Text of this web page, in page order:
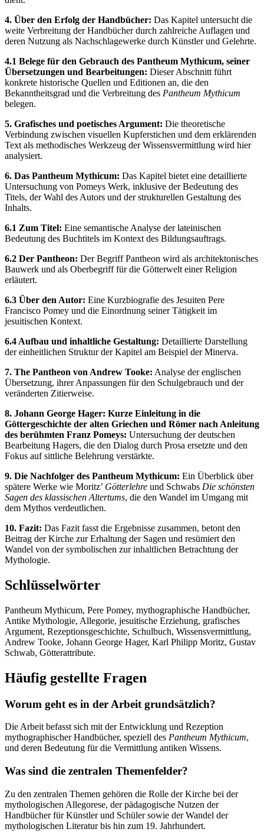
4. Über den Erfolg der Handbücher: Das Kapitel untersucht die
weite Verbreitung der Handbücher durch zahlreiche Auflagen und
deren Nutzung als Nachschlagewerke durch Künstler und Gelehrte.
4.1 Belege für den Gebrauch des Pantheum Mythicum, seiner
Übersetzungen und Bearbeitungen: Dieser Abschnitt führt
konkrete historische Quellen und Editionen an, die den
Bekanntheitsgrad und die Verbreitung des Pantheum Mythicum
belegen.
5. Grafisches und poetisches Argument: Die theoretische
Verbindung zwischen visuellen Kupferstichen und dem erklärenden
Text als methodisches Werkzeug der Wissensvermittlung wird hier
analysiert.
6. Das Pantheum Mythicum: Das Kapitel bietet eine detaillierte
Untersuchung von Pomeys Werk, inklusive der Bedeutung des
Titels, der Wahl des Autors und der strukturellen Gestaltung des
Inhalts.
6.1 Zum Titel: Eine semantische Analyse der lateinischen
Bedeutung des Buchtitels im Kontext des Bildungsauftrags.
6.2 Der Pantheon: Der Begriff Pantheon wird als architektonisches
Bauwerk und als Oberbegriff für die Götterwelt einer Religion
erläutert.
6.3 Über den Autor: Eine Kurzbiografie des Jesuiten Pere
Francisco Pomey und die Einordnung seiner Tätigkeit im
jesuitischen Kontext.
6.4 Aufbau und inhaltliche Gestaltung: Detaillierte Darstellung
der einheitlichen Struktur der Kapitel am Beispiel der Minerva.
7. The Pantheon von Andrew Tooke: Analyse der englischen
Übersetzung, ihrer Anpassungen für den Schulgebrauch und der
veränderten Zitierweise.
8. Johann George Hager: Kurze Einleitung in die
Göttergeschichte der alten Griechen und Römer nach Anleitung
des berühmten Franz Pomeys: Untersuchung der deutschen
Bearbeitung Hagers, die den Dialog durch Prosa ersetzte und den
Fokus auf sittliche Belehrung verstärkte.
9. Die Nachfolger des Pantheum Mythicum: Ein Überblick über
spätere Werke wie Moritz’ Götterlehre und Schwabs Die schönsten
Sagen des klassischen Altertums, die den Wandel im Umgang mit
dem Mythos verdeutlichen.
10. Fazit: Das Fazit fasst die Ergebnisse zusammen, betont den
Beitrag der Kirche zur Erhaltung der Sagen und resümiert den
Wandel von der symbolischen zur inhaltlichen Betrachtung der
Mythologie.
Schlüsselwörter
Pantheum Mythicum, Pere Pomey, mythographische Handbücher,
Antike Mythologie, Allegorie, jesuitische Erziehung, grafisches
Argument, Rezeptionsgeschichte, Schulbuch, Wissensvermittlung,
Andrew Tooke, Johann George Hager, Karl Philipp Moritz, Gustav
Schwab, Götterattribute.
Häufig gestellte Fragen
Worum geht es in der Arbeit grundsätzlich?
Die Arbeit befasst sich mit der Entwicklung und Rezeption
mythographischer Handbücher, speziell des Pantheum Mythicum,
und deren Bedeutung für die Vermittlung antiken Wissens.
Was sind die zentralen Themenfelder?
Zu den zentralen Themen gehören die Rolle der Kirche bei der
mythologischen Allegorese, der pädagogische Nutzen der
Handbücher für Künstler und Schüler sowie der Wandel der
mythologischen Literatur bis hin zum 19. Jahrhundert.